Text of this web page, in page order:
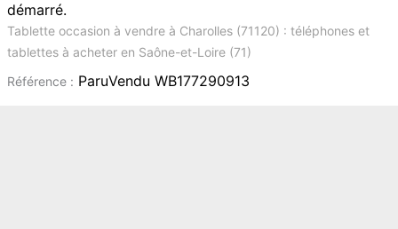
démarré.
Tablette occasion à vendre à Charolles (71120) : téléphones et
tablettes à acheter en Saône-et-Loire (71)
Référence : ParuVendu WB177290913